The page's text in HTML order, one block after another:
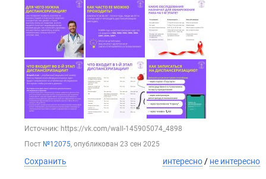
Источник: https://vk.com/wall-145905074_4898
Пост №12075, опубликован 23 сен 2025
Сохранить интересно / не интересно